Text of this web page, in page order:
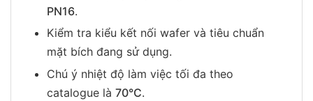
PN16.
Kiểm tra kiểu kết nối wafer và tiêu chuẩn
mặt bích đang sử dụng.
Chú ý nhiệt độ làm việc tối đa theo
catalogue là 70°C.